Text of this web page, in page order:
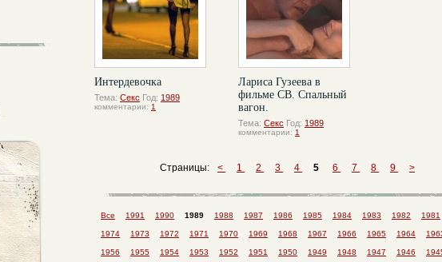
Интердевочка
Тема: Секс Год: 1989
комментарии: 1
Лариса Гузеева в
фильме СВ. Спальный
вагон.
Тема: Секс Год: 1989
комментарии: 1
Страницы: < 1 2 3 4 5 6 7 8 9 >
Все 1991 1990 1989 1988 1987 1986 1985 1984 1983 1982 1981
1974 1973 1972 1971 1970 1969 1968 1967 1966 1965 1964
1956 1955 1954 1953 1952 1951 1950 1949 1948 1947 1946